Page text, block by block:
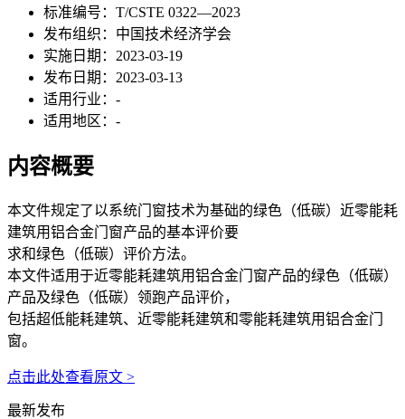
标准编号： T/CSTE 0322—2023
发布组织： 中国技术经济学会
实施日期： 2023-03-19
发布日期： 2023-03-13
适用行业： -
适用地区： -
内容概要
本文件规定了以系统门窗技术为基础的绿色（低碳）近零能耗
建筑用铝合金门窗产品的基本评价要
求和绿色（低碳）评价方法。
本文件适用于近零能耗建筑用铝合金门窗产品的绿色（低碳）
产品及绿色（低碳）领跑产品评价，
包括超低能耗建筑、近零能耗建筑和零能耗建筑用铝合金门
窗。
点击此处查看原文 >
最新发布